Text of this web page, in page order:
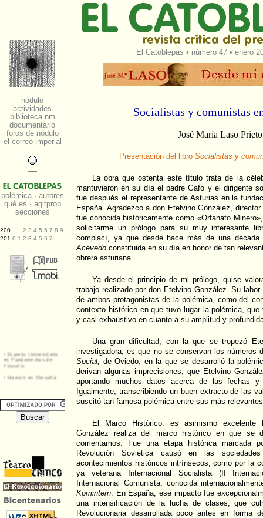
El Catoblepas • número 47 • enero
Socialistas y comunistas
José María Laso Prieto
Presentación del libro Socialistas y
La obra que ostenta este título trata de la
mantuvieron en su día el padre Gafo y el dirigente
fue después el representante de Asturias en la
España. Agradezco a don Etelvino González,
fue conocida históricamente como «Orfanato
solicitarme un prólogo para su muy interesante
complací, ya que desde hace más de una
Acevedo constituida en su día en honor de tan
obrera asturiana.
Ya desde el principio de mi prólogo, quise
trabajo realizado por don Etelvino González. Su
de ambos protagonistas de la polémica, como del
contexto histórico en que tuvo lugar la polémica, que
y casi exhaustivo en cuanto a su amplitud y
Una gran dificultad, con la que se tropezó
investigadora, es que no se conservan los números
Social, de Oviedo, en la que se desarrolló la
derivan algunas imprecisiones, que Etelvino
aportando muchos datos acerca de las fechas
Igualmente, transcribiendo un buen extracto de las
suscitó tan famosa polémica entre sus más
El Marco Histórico: es asimismo excelente
González realiza del marco histórico en que se
comentamos. Fue una etapa histórica marcada
Revolución Soviética causó en las
acontecimientos históricos intrínsecos, como por la
ya veterana Internacional Socialista (II
Internacional Comunista, conocida
Komintern. En España, ese impacto fue
una intensificación de la lucha de clases, que
Revolucionaria desarrollada poco antes en forma